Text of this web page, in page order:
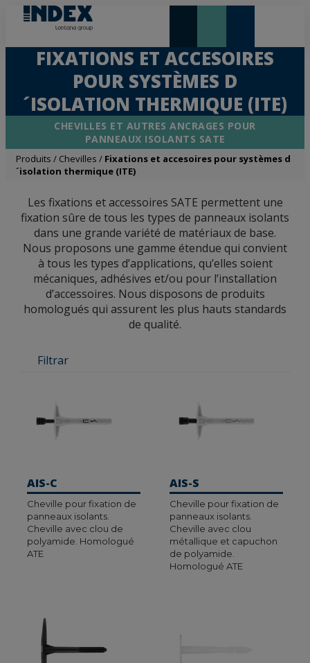
FIXATIONS ET ACCESOIRES
POUR SYSTÈMES D
´ISOLATION THERMIQUE (ITE)
CHEVILLES ET AUTRES ANCRAGES POUR
PANNEAUX ISOLANTS SATE
Produits / Chevilles / Fixations et accesoires pour systèmes d
´isolation thermique (ITE)
Les fixations et accessoires SATE permettent une
fixation sûre de tous les types de panneaux isolants
dans une grande variété de matériaux de base.
Nous proposons une gamme étendue qui convient
à tous les types d’applications, qu’elles soient
mécaniques, adhésives et/ou pour l’installation
d’accessoires. Nous disposons de produits
homologués qui assurent les plus hauts standards
de qualité.
Filtrar
AIS-C
Cheville pour fixation de
panneaux isolants.
Cheville avec clou de
polyamide. Homologué
ATE
AIS-S
Cheville pour fixation de
panneaux isolants.
Cheville avec clou
métallique et capuchon
de polyamide.
Homologué ATE